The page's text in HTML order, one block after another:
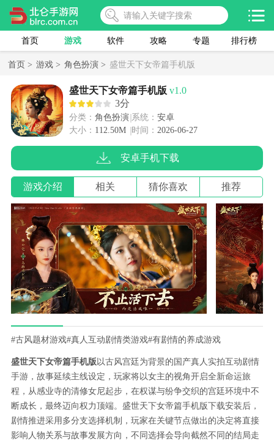
首页 游戏 软件 攻略 专题 排行榜
首页 > 游戏 > 角色扮演 > 盛世天下女帝篇手机版
盛世天下女帝篇手机版 v1.0
3分
分类： 角色扮演 系统： 安卓
大小： 112.50M 时间： 2026-06-27
安卓手机下载
游戏介绍 相关 猜你喜欢 推荐
#古风题材游戏#真人互动剧情类游戏#有剧情的养成游戏
盛世天下女帝篇手机版 以古风宫廷为背景的国产真人实拍互动剧情
手游，故事延续主线设定，玩家将以女主的视角开启全新命运旅
程，从感业寺的清修女尼起步，在权谋与纷争交织的宫廷环境中不
断成长，最终迈向权力顶端。盛世天下女帝篇手机版下载安装后，
剧情推进采用多分支选择机制，玩家在关键节点做出的决定将直接
影响人物关系与故事发展方向，不同选择会导向截然不同的结局走